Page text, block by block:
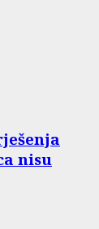
nisu